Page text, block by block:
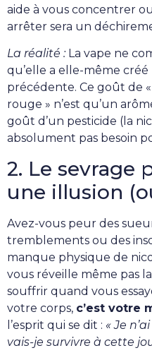
aide à vous concentrer
arrêter sera un
La réalité : La vape ne
qu’elle a elle-même
précédente. Ce goût de
rouge » n’est qu’un
goût d’un pesticide (la
absolument pas besoin
2. Le sevrage
une illusion
Avez-vous peur des
tremblements ou des
manque physique de
vous réveille même pas
souffrir quand vous
votre corps, c’est votre
l’esprit qui se dit : « Je
vais-je survivre à cette